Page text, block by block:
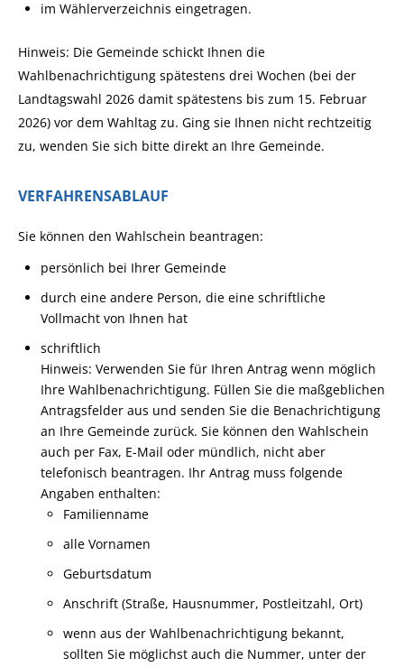
im Wählerverzeichnis eingetragen.
Hinweis: Die Gemeinde schickt Ihnen die
Wahlbenachrichtigung spätestens drei Wochen (bei der
Landtagswahl 2026 damit spätestens bis zum 15. Februar
2026) vor dem Wahltag zu. Ging sie Ihnen nicht rechtzeitig
zu, wenden Sie sich bitte direkt an Ihre Gemeinde.
VERFAHRENSABLAUF
Sie können den Wahlschein beantragen:
persönlich bei Ihrer Gemeinde
durch eine andere Person, die eine schriftliche
Vollmacht von Ihnen hat
schriftlich
Hinweis: Verwenden Sie für Ihren Antrag wenn möglich
Ihre Wahlbenachrichtigung. Füllen Sie die maßgeblichen
Antragsfelder aus und senden Sie die Benachrichtigung
an Ihre Gemeinde zurück. Sie können den Wahlschein
auch per Fax, E-Mail oder mündlich, nicht aber
telefonisch beantragen. Ihr Antrag muss folgende
Angaben enthalten:
Familienname
alle Vornamen
Geburtsdatum
Anschrift (Straße, Hausnummer, Postleitzahl, Ort)
wenn aus der Wahlbenachrichtigung bekannt,
sollten Sie möglichst auch die Nummer, unter der